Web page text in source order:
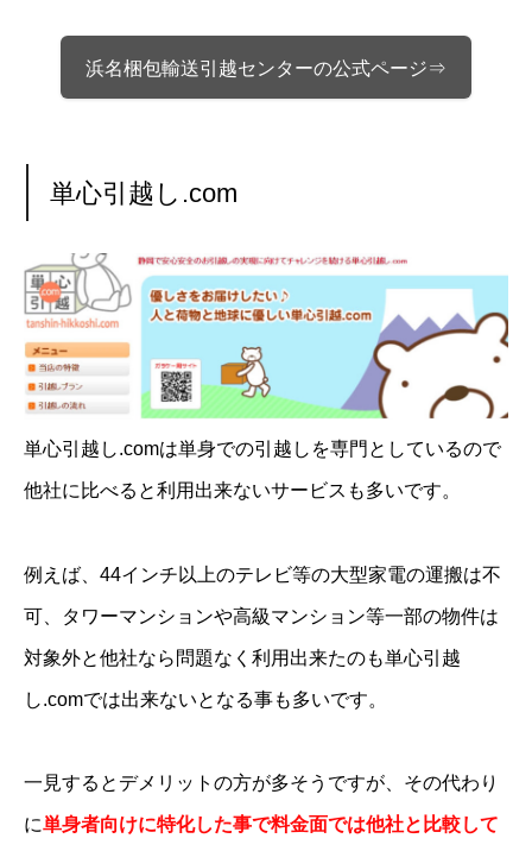
浜名梱包輸送引越センターの公式ページ⇒
単心引越し.com
単心引越し.comは単身での引越しを専門としているので
他社に比べると利用出来ないサービスも多いです。
例えば、44インチ以上のテレビ等の大型家電の運搬は不
可、タワーマンションや高級マンション等一部の物件は
対象外と他社なら問題なく利用出来たのも単心引越
し.comでは出来ないとなる事も多いです。
一見するとデメリットの方が多そうですが、その代わり
に単身者向けに特化した事で料金面では他社と比較して